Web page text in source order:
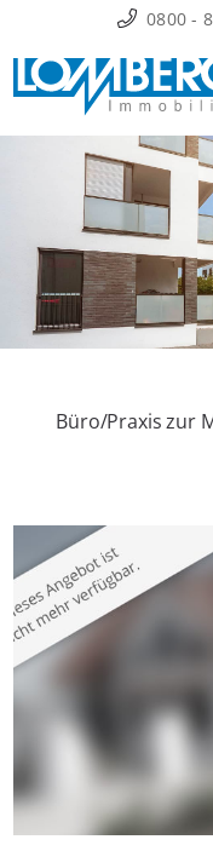
Inhalt
springen
0800 -
Büro/Praxis zur